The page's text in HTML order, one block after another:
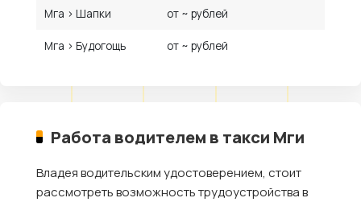
Мга › Шапки от ~ рублей
Мга › Будогощь от ~ рублей
Работа водителем в такси Мги
Владея водительским удостоверением, стоит
рассмотреть возможность трудоустройства в